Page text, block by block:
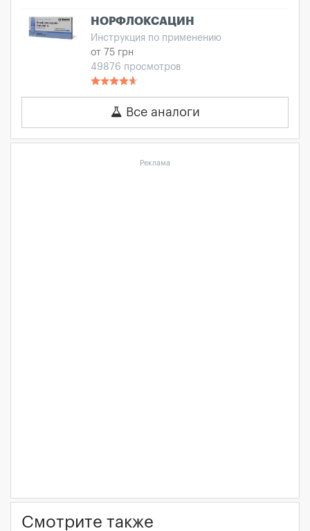
НОРФЛОКСАЦИН
Инструкция по применению
от 75 грн
49876 просмотров
Все аналоги
Реклама
Смотрите также